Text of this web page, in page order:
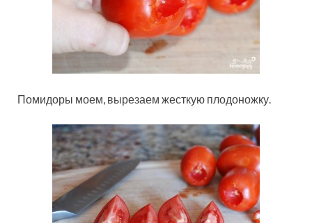
Помидоры моем, вырезаем жесткую плодоножку.